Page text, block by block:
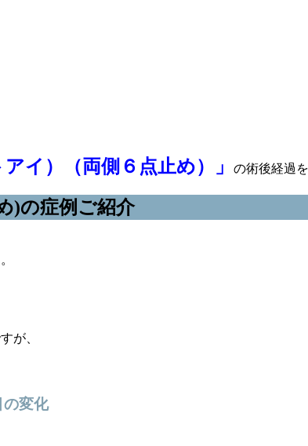
イ）（両側６点止め）」 の術後経過
)の症例ご紹介
が、
の変化